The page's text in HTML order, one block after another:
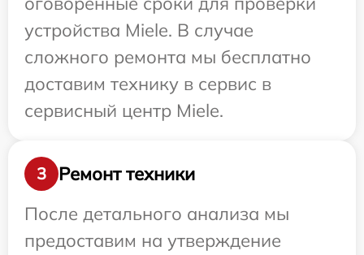
устройства Miele. В случае
сложного ремонта мы бесплатно
доставим технику в сервис в
сервисный центр Miele.
3
Ремонт техники
После детального анализа мы
предоставим на утверждение